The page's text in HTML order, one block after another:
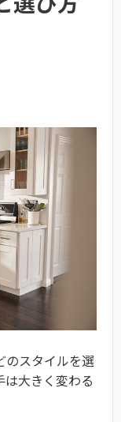
のスタイルを選
大きく変わる